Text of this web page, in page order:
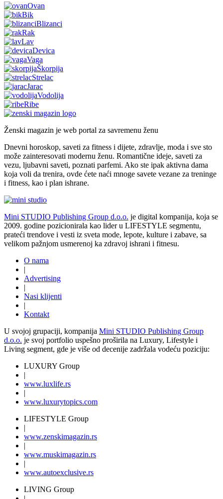
Ovan
Bik
Blizanci
Rak
Lav
Devica
Vaga
Škorpija
Strelac
Jarac
Vodolija
Ribe
Ženski magazin je web portal za savremenu ženu
Dnevni horoskop, saveti za fitness i dijete, zdravlje, moda i sve sto
može zainteresovati modernu ženu. Romantične ideje, saveti za
vezu, ljubavni saveti, poznati parfemi. Ako ste ipak aktivna dama
koja voli da trenira, ovde ćete naći mnoge savete vezane za treninge
i fitness, kao i plan ishrane.
Mini STUDIO Publishing Group d.o.o. je digital kompanija, koja se
2009. godine pozicionirala kao lider u LIFESTYLE segmentu,
prateći trendove i vesti iz sveta mode, lepote, kulture i zabave, sa
velikom pažnjom usmerenoj ka zdravoj ishrani i fitnesu.
O nama
|
Advertising
|
Nasi klijenti
|
Kontakt
U svojoj grupaciji, kompanija Mini STUDIO Publishing Group
d.o.o. je svoj portfolio uspešno proširila na Luxury, Lifestyle i
Living segment, gde je više od decenije zadržala vodeću poziciju:
LUXURY Group
|
www.luxlife.rs
|
www.luxurytopics.com
LIFESTYLE Group
|
www.zenskimagazin.rs
|
www.muskimagazin.rs
|
www.autoexclusive.rs
LIVING Group